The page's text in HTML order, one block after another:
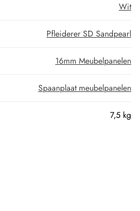
Wit
Pfleiderer SD Sandpearl
16mm Meubelpanelen
Spaanplaat meubelpanelen
7,5 kg